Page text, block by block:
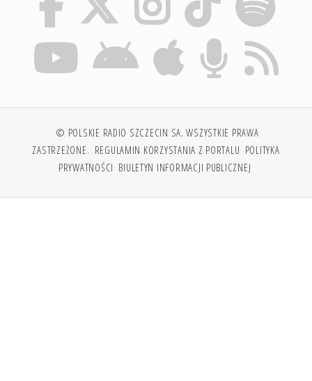
© POLSKIE RADIO SZCZECIN SA. WSZYSTKIE PRAWA
ZASTRZEŻONE. REGULAMIN KORZYSTANIA Z PORTALU POLITYKA
PRYWATNOŚCI BIULETYN INFORMACJI PUBLICZNEJ